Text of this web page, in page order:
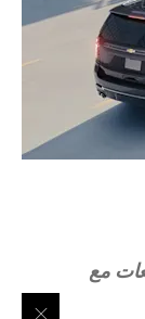
مع